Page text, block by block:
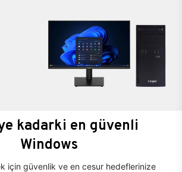
kadarki en güvenli
Windows
için güvenlik ve en cesur hedeflerinize